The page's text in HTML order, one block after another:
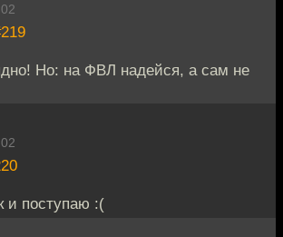
Но: на ФВЛ надейся, а сам не
и поступаю :(